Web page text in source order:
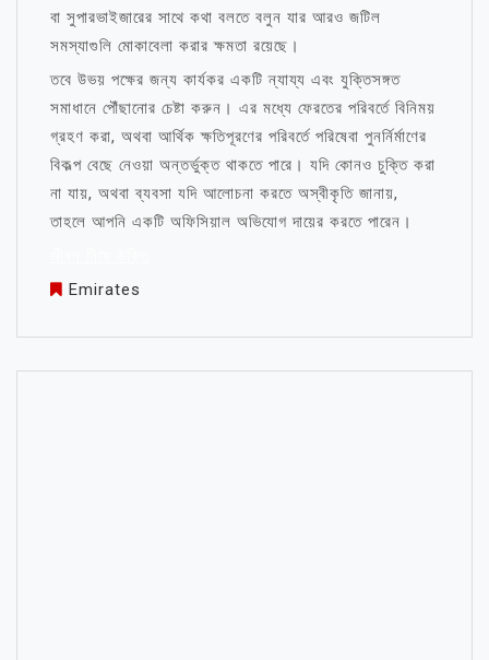
বা সুপারভাইজারের সাথে কথা বলতে বলুন যার আরও জটিল
সমস্যাগুলি মোকাবেলা করার ক্ষমতা রয়েছে।
তবে উভয় পক্ষের জন্য কার্যকর একটি ন্যায্য এবং যুক্তিসঙ্গত
সমাধানে পৌঁছানোর চেষ্টা করুন। এর মধ্যে ফেরতের পরিবর্তে বিনিময়
গ্রহণ করা, অথবা আর্থিক ক্ষতিপূরণের পরিবর্তে পরিষেবা পুনর্নির্মাণের
বিকল্প বেছে নেওয়া অন্তর্ভুক্ত থাকতে পারে। যদি কোনও চুক্তি করা
না যায়, অথবা ব্যবসা যদি আলোচনা করতে অস্বীকৃতি জানায়,
তাহলে আপনি একটি অফিসিয়াল অভিযোগ দায়ের করতে পারেন।
Emirates